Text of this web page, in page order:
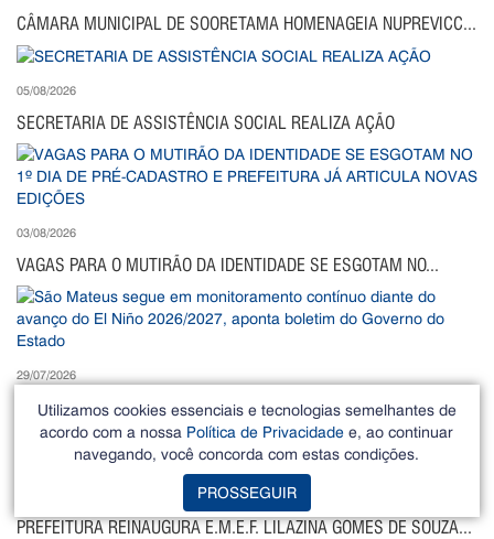
CÂMARA MUNICIPAL DE SOORETAMA HOMENAGEIA NUPREVICC...
05/08/2026
SECRETARIA DE ASSISTÊNCIA SOCIAL REALIZA AÇÃO
03/08/2026
VAGAS PARA O MUTIRÃO DA IDENTIDADE SE ESGOTAM NO...
29/07/2026
São Mateus segue em monitoramento contínuo diante...
PREFEITURA REINAUGURA E.M.E.F. LILAZINA GOMES DE SOUZA...
Utilizamos cookies essenciais e tecnologias semelhantes de
acordo com a nossa Política de Privacidade e, ao continuar
navegando, você concorda com estas condições.
PROSSEGUIR